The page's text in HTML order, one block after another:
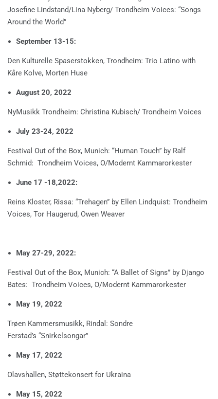
Josefine Lindstand/Lina Nyberg/ Trondheim Voices: “Songs
Around the World”
September 13-15:
Den Kulturelle Spaserstokken, Trondheim: Trio Latino with
Kåre Kolve, Morten Huse
August 20, 2022
NyMusikk Trondheim: Christina Kubisch/ Trondheim Voices
July 23-24, 2022
Festival Out of the Box, Munich: “Human Touch” by Ralf
Schmid: Trondheim Voices, O/Modernt Kammarorkester
June 17 -18,2022:
Reins Kloster, Rissa: “Trehagen” by Ellen Lindquist: Trondheim
Voices, Tor Haugerud, Owen Weaver
May 27-29, 2022:
Festival Out of the Box, Munich: “A Ballet of Signs” by Django
Bates: Trondheim Voices, O/Modernt Kammarorkester
May 19, 2022
Trøen Kammersmusikk, Rindal: Sondre
Ferstad’s “Snirkelsongar”
May 17, 2022
Olavshallen, Støttekonsert for Ukraina
May 15, 2022